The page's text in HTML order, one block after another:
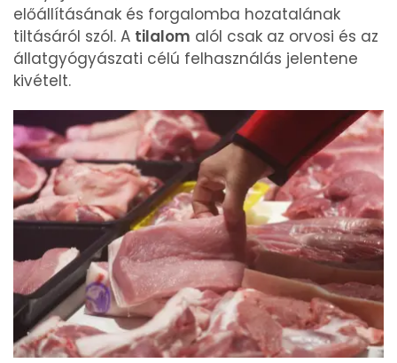
előállításának és forgalomba hozatalának
tiltásáról szól. A tilalom alól csak az orvosi és az
állatgyógyászati célú felhasználás jelentene
kivételt.